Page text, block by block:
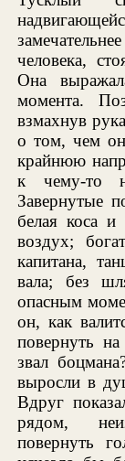
человека,
Она
момента.
взмахнув
о том, чем он
крайнюю
к чему-то
Завернутые
белая коса
воздух;
капитана,
вала; без
опасным
он, как
повернуть
звал
выросли в
Вдруг
рядом,
повернуть